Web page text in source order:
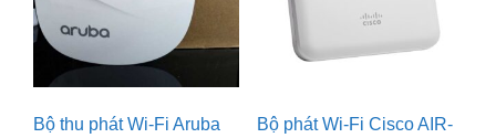
Bộ thu phát Wi-Fi Aruba
Bộ phát Wi-Fi Cisco AIR-